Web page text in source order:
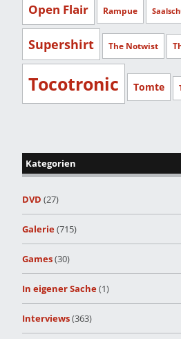
Open Flair Rampue
Supershirt The Notwist
Tocotronic Tomte
Kategorien
DVD (27)
Galerie(715)
Games(30)
In eigener Sache(1)
Interviews(363)